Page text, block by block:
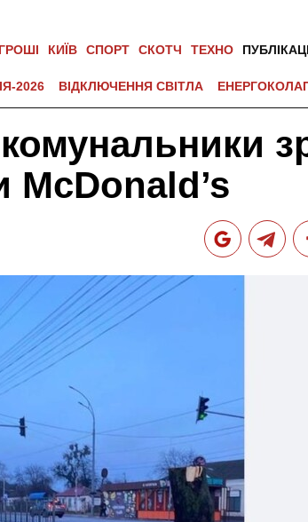
ГРОШІ КИЇВ СПОРТ СКОТЧ ТЕХНО
2026 ВІДКЛЮЧЕННЯ СВІТЛА
McDonald’s